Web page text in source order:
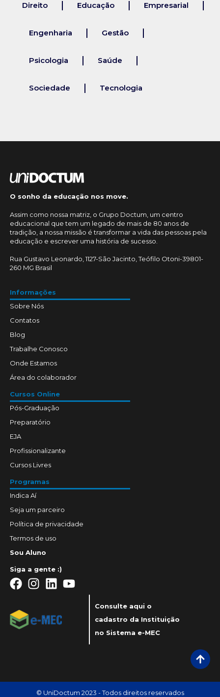
Direito Educação Empresarial
Engenharia Gestão
Psicologia Saúde
Sociedade Tecnologia
O sonho da educação nos move.
Assim como nossa matriz, o Grupo Doctum, um centro
educacional que tem um legado de mais de 80 anos de
tradição, a nossa missão é transformar a vida das pessoas pela
educação e escrever uma história de sucesso.
Rua Gustavo Leonardo, 1127-São Jacinto, Teófilo Otoni-39801-
260 MG Brasil
Informações
Sobre Nós
Contatos
Blog
Trabalhe Conosco
Onde Estamos
Área do colaborador
Cursos Online
Pós-Graduação
Preparatório
EJA
Profissionalizante
Cursos Livres
Programas
Indica Aí
Seja um parceiro
Política de privacidade
Termos de uso
Sou Aluno
Siga a gente :)
Consulte aqui o
cadastro da Instituição
no Sistema e-MEC
© UniDoctum 2023 - Todos direitos reservados